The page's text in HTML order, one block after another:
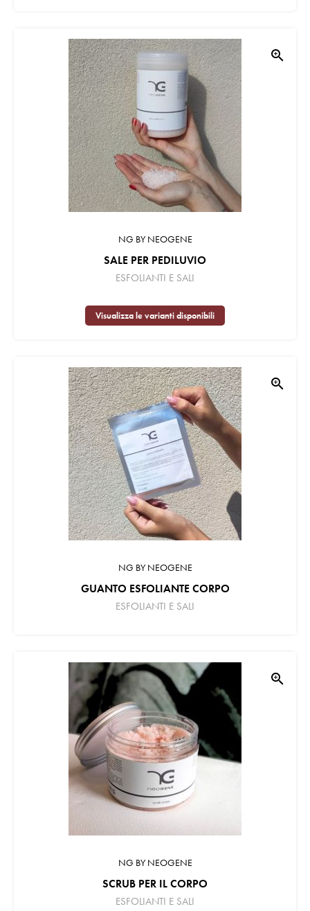
zoom_in
NG BY NEOGENE
SALE PER PEDILUVIO
ESFOLIANTI E SALI
Visualizza le varianti disponibili
zoom_in
NG BY NEOGENE
GUANTO ESFOLIANTE CORPO
ESFOLIANTI E SALI
zoom_in
NG BY NEOGENE
SCRUB PER IL CORPO
ESFOLIANTI E SALI